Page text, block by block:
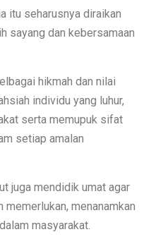
itu seharusnya diraikan
sayang dan kebersamaan
hikmah dan nilai
individu yang luhur,
serta memupuk sifat
setiap amalan
juga mendidik umat agar
menanamkan
masyarakat.